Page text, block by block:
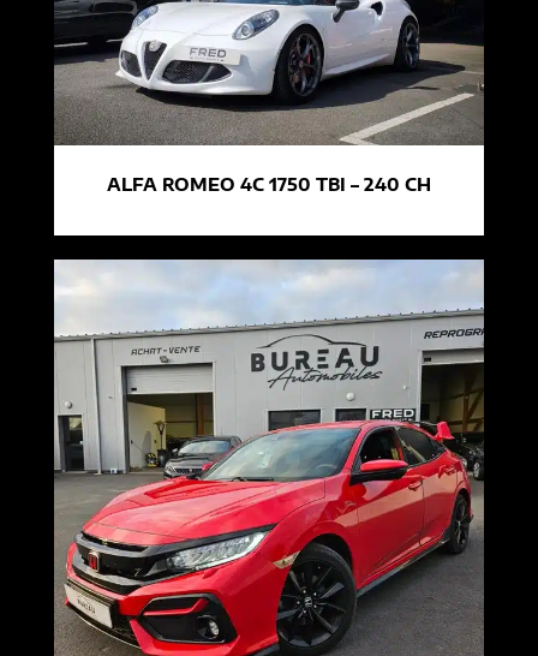
ALFA ROMEO 4C 1750 TBI – 240 CH